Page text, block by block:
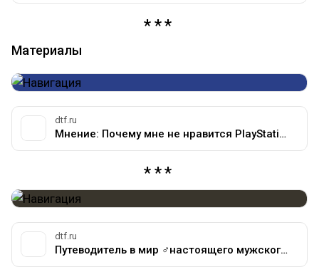
Материалы
dtf.ru
Мнение: Почему мне не нравится PlayStation
dtf.ru
Путеводитель в мир ♂️настоящего мужского♂️ искусства (18+) — Подсай про аниме на DTF